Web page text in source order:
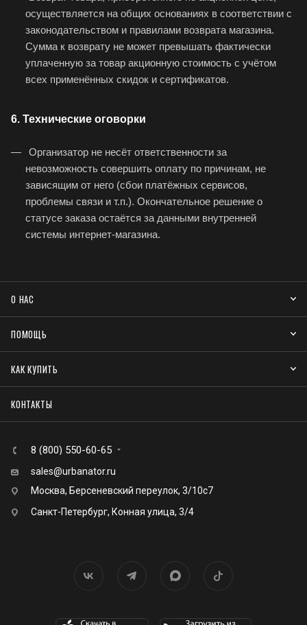
осуществляется на общих основаниях в соответствии с
законодательством и правилами возврата магазина.
Сумма к возврату не может превышать фактически
уплаченную за товар акционную стоимость с учётом
всех применённых скидок и сертификатов.
6. Технические оговорки
Организатор не несёт ответственности за
невозможность совершить оплату по причинам, не
зависящим от него (сбои платёжных сервисов,
проблемы связи и т.п.). Окончательное решение о
статусе заказа остаётся за данными внутренней
системы интернет-магазина.
О НАС
ПОМОЩЬ
КАК КУПИТЬ
КОНТАКТЫ
8 (800) 550-60-65
sales@urbanator.ru
Москва, Берсеневский переулок, 3/10с7
Санкт-Петербург, Конная улица, 3/4